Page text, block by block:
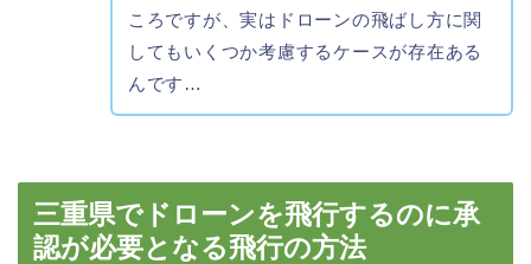
ころですが、実はドローンの飛ばし方に関
してもいくつか考慮するケースが存在ある
んです…
三重県でドローンを飛行するのに承
認が必要となる飛行の方法